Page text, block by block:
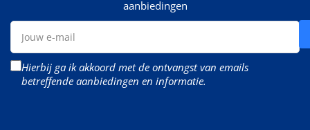
aanbiedingen
Jouw
mail
Hierbij ga ik akkoord met de ontvangst van emails
betreffende aanbiedingen en informatie.